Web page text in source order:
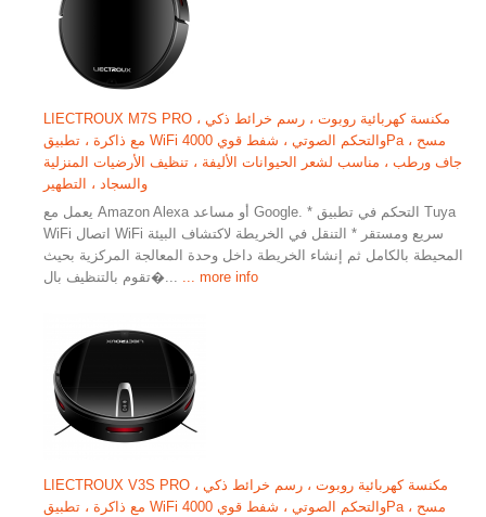
LIECTROUX M7S PRO مكنسة كهربائية روبوت ، رسم خرائط ذكي ،
مع ذاكرة ، تطبيق WiFi والتحكم الصوتي ، شفط قوي 4000Pa ، مسح
جاف ورطب ، مناسب لشعر الحيوانات الأليفة ، تنظيف الأرضيات المنزلية
والسجاد ، التطهير
يعمل مع Amazon Alexa أو مساعد Google. * التحكم في تطبيق Tuya
WiFi اتصال WiFi سريع ومستقر * التنقل في الخريطة لاكتشاف البيئة
المحيطة بالكامل ثم إنشاء الخريطة داخل وحدة المعالجة المركزية بحيث
تقوم بالتنظيف بال�...
... more info
LIECTROUX V3S PRO مكنسة كهربائية روبوت ، رسم خرائط ذكي ،
مع ذاكرة ، تطبيق WiFi والتحكم الصوتي ، شفط قوي 4000Pa ، مسح